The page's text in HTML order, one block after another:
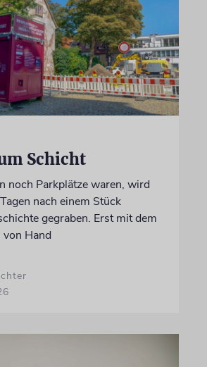
Schicht
noch Parkplätze waren, wird
nach einem Stück
gegraben. Erst mit dem
von Hand